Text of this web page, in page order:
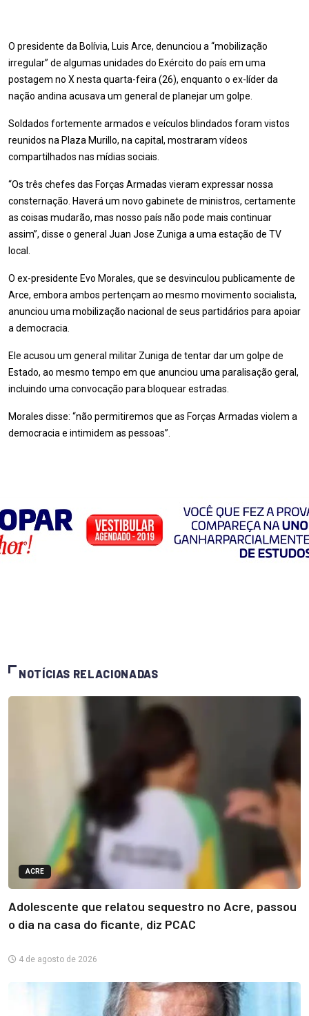
O presidente da Bolívia, Luis Arce, denunciou a “mobilização
irregular” de algumas unidades do Exército do país em uma
postagem no X nesta quarta-feira (26), enquanto o ex-líder da
nação andina acusava um general de planejar um golpe.
Soldados fortemente armados e veículos blindados foram vistos
reunidos na Plaza Murillo, na capital, mostraram vídeos
compartilhados nas mídias sociais.
“Os três chefes das Forças Armadas vieram expressar nossa
consternação. Haverá um novo gabinete de ministros, certamente
as coisas mudarão, mas nosso país não pode mais continuar
assim”, disse o general Juan Jose Zuniga a uma estação de TV
local.
O ex-presidente Evo Morales, que se desvinculou publicamente de
Arce, embora ambos pertençam ao mesmo movimento socialista,
anunciou uma mobilização nacional de seus partidários para apoiar
a democracia.
Ele acusou um general militar Zuniga de tentar dar um golpe de
Estado, ao mesmo tempo em que anunciou uma paralisação geral,
incluindo uma convocação para bloquear estradas.
Morales disse: “não permitiremos que as Forças Armadas violem a
democracia e intimidem as pessoas”.
NOTÍCIAS RELACIONADAS
ACRE
Adolescente que relatou sequestro no Acre, passou
o dia na casa do ficante, diz PCAC
4 de agosto de 2026